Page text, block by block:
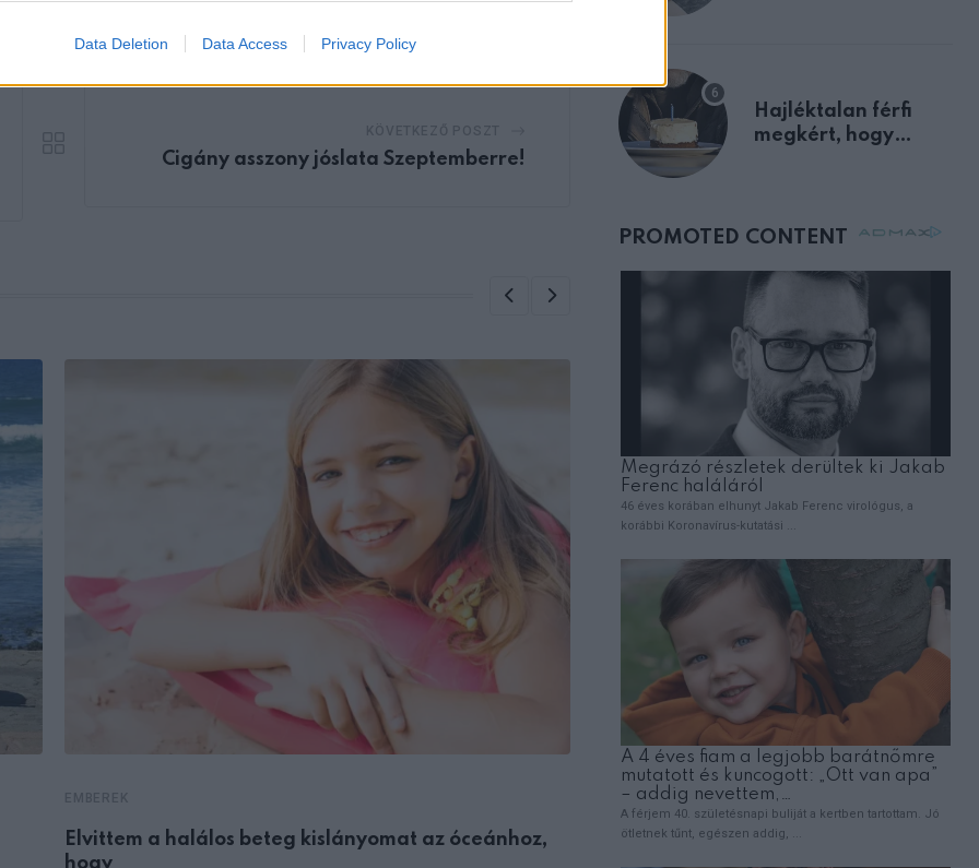
Data Deletion Data Access Privacy Policy
Cigány asszony jóslata Szeptemberre!
Elvittem a halálos beteg kislányomat az óceánhoz,
hogy
EMBEREK
Fájdalmas veszteség: Gálvölgyi János
megemlékezett
Hajléktalan férfi
megkért, hogy
mellettem ült az első